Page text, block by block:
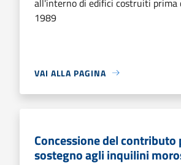
1989
VAI ALLA PAGINA
Concessione del contributo
sostegno agli inquilini